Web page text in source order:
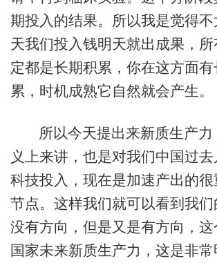
期投入的结果。所以我是觉得
天我们投入钱明天就出成果，
定都是长期积累，你在这方面有
累，时机成熟它自然就会产生。
所以今天提出来新质生产
义上来讲，也是对我们中国过
科技投入，现在是加速产出的很
节点。这样我们就可以看到我
没有方向，但是又是有方向，这
国家未来新质生产力，这是非